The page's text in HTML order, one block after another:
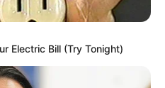
ΣΤΗΝ ΕΥΒΟΙΑ
Electric Bill (Try Tonight)